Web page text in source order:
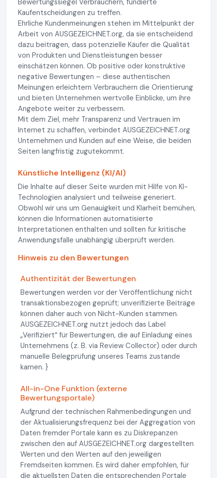
Bewertungssiegel Verbrauchern, fundierte
Kaufentscheidungen zu treffen.
Ehrliche Kundenmeinungen stehen im Mittelpunkt der
Arbeit von AUSGEZEICHNET.org, da sie entscheidend
dazu beitragen, dass potenzielle Käufer die Qualität
von Produkten und Dienstleistungen besser
einschätzen können. Ob positive oder konstruktive
negative Bewertungen – diese authentischen
Meinungen erleichtern Verbrauchern die Orientierung
und bieten Unternehmen wertvolle Einblicke, um ihre
Angebote weiter zu verbessern.
Mit dem Ziel, mehr Transparenz und Vertrauen im
Internet zu schaffen, verbindet AUSGEZEICHNET.org
Unternehmen und Kunden auf eine Weise, die beiden
Seiten langfristig zugutekommt.
Künstliche Intelligenz (KI/AI)
Die Inhalte auf dieser Seite wurden mit Hilfe von KI-
Technologien analysiert und teilweise generiert.
Obwohl wir uns um Genauigkeit und Klarheit bemühen,
können die Informationen automatisierte
Interpretationen enthalten und sollten für kritische
Anwendungsfälle unabhängig überprüft werden.
Hinweis zu den Bewertungen
Authentizität der Bewertungen
Bewertungen werden vor der Veröffentlichung nicht
transaktionsbezogen geprüft; unverifizierte Beiträge
können daher auch von Nicht-Kunden stammen.
AUSGEZEICHNET.org nutzt jedoch das Label
„Verifiziert“ für Bewertungen, die auf Einladung eines
Unternehmens (z. B. via Review Collector) oder durch
manuelle Belegprüfung unseres Teams zustande
kamen. }
All-in-One Funktion (externe
Bewertungsportale)
Aufgrund der technischen Rahmenbedingungen und
der Aktualisierungsfrequenz bei der Aggregation von
Daten fremder Portale kann es zu Diskrepanzen
zwischen den auf AUSGEZEICHNET.org dargestellten
Werten und den Werten auf den jeweiligen
Fremdseiten kommen. Es wird daher empfohlen, für
die aktuellsten Daten die entsprechenden Portale